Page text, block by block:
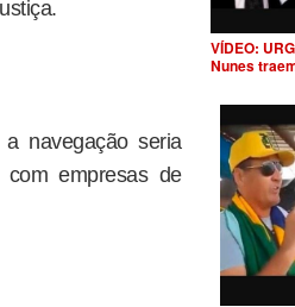
navegação seria
empresas de
VÍDEO:
Nunes